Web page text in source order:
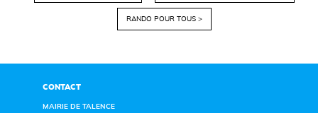
RANDO POUR TOUS >
CONTACT
MAIRIE DE TALENCE